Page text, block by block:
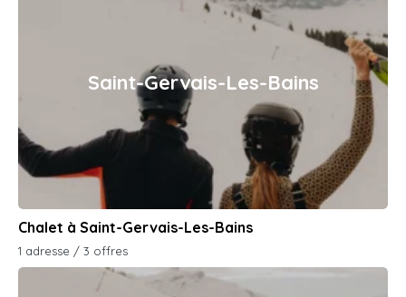
Saint-Gervais-Les-Bains
Chalet à Saint-Gervais-Les-Bains
1 adresse / 3 offres